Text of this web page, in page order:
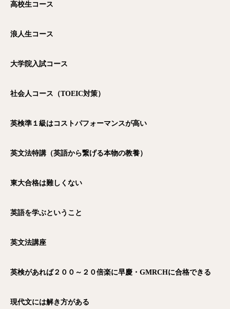
高校生コース
浪人生コース
大学院入試コース
社会人コース（TOEIC対策）
英検準１級はコストパフォーマンスが高い
英文法特講（英語から繋げる本物の教養）
東大合格は難しくない
英語を学ぶということ
英文法講座
英検があれば２００～２０倍楽に早慶・GMRCHに合格できる
現代文には解き方がある